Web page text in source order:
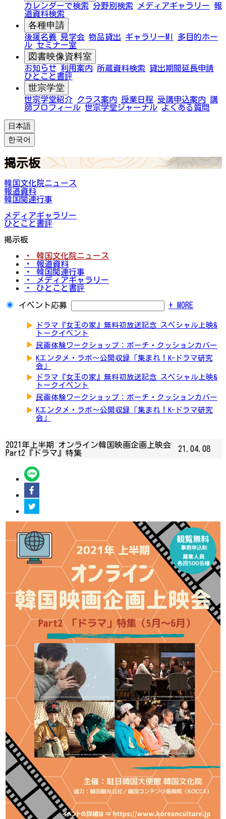
カレンダーで検索 分野別検索 メディアギャラリー 報
道資料検索
各種申請
後援名義 見学会 物品貸出 ギャラリーMI
多目的ホー
ル セミナー室
図書映像資料室
お知らせ 利用案内 所蔵資料検索
貸出期間延長申請
ひとこと書評
世宗学堂
世宗学堂紹介 クラス案内 授業日程 受講申込案内 講
師プロフィール 世宗学堂ジャーナル よくある質問
日本語
한국어
掲示板
韓国文化院ニュース
報道資料
韓国関連行事
メディアギャラリー
ひとこと書評
掲示板
・ 韓国文化院ニュース
・ 報道資料
・ 韓国関連行事
・ メディアギャラリー
・ ひとこと書評
イベント応募 + MORE
▶
ドラマ『女王の家』無料初放送記念 スペシャル上映&
トークイベント
▶ 民画体験ワークショップ：ポーチ・クッションカバー
▶ Kエンタメ・ラボ～公開収録「集まれ！K-ドラマ研究
会」
▶
ドラマ『女王の家』無料初放送記念 スペシャル上映&
トークイベント
▶ 民画体験ワークショップ：ポーチ・クッションカバー
▶ Kエンタメ・ラボ～公開収録「集まれ！K-ドラマ研究
会」
2021年上半期 オンライン韓国映画企画上映会
Part2『ドラマ』特集
21.04.08